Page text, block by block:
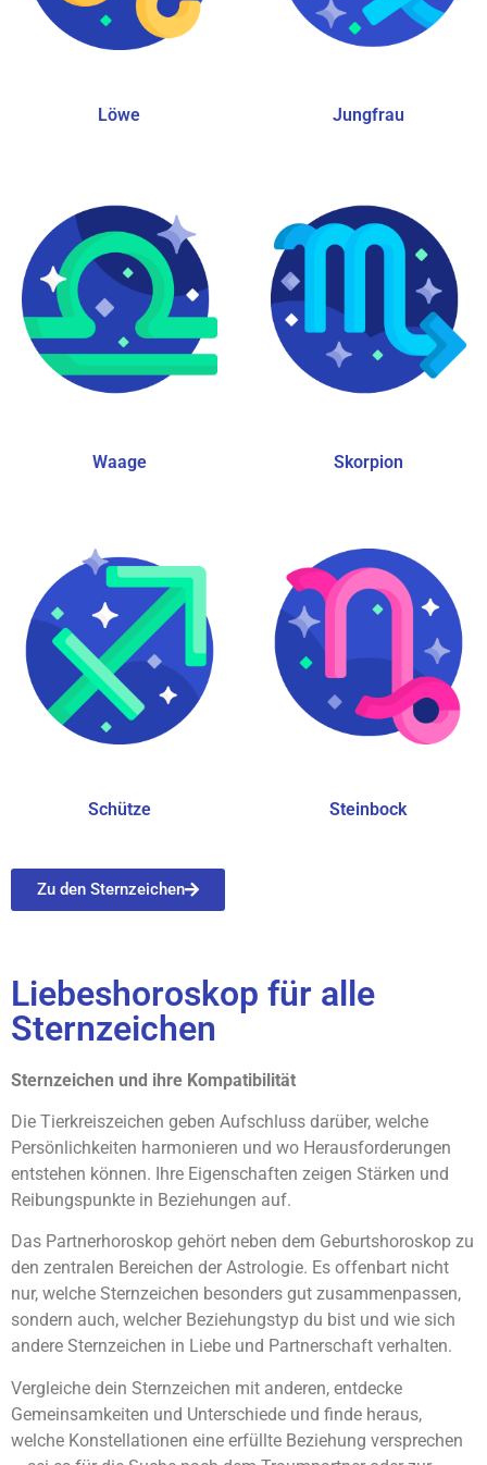
Löwe Jungfrau
Waage Skorpion
Schütze Steinbock
Zu den Sternzeichen
Liebeshoroskop für alle
Sternzeichen
Sternzeichen und ihre Kompatibilität
Die Tierkreiszeichen geben Aufschluss darüber, welche
Persönlichkeiten harmonieren und wo Herausforderungen
entstehen können. Ihre Eigenschaften zeigen Stärken und
Reibungspunkte in Beziehungen auf.
Das Partnerhoroskop gehört neben dem Geburtshoroskop zu
den zentralen Bereichen der Astrologie. Es offenbart nicht
nur, welche Sternzeichen besonders gut zusammenpassen,
sondern auch, welcher Beziehungstyp du bist und wie sich
andere Sternzeichen in Liebe und Partnerschaft verhalten.
Vergleiche dein Sternzeichen mit anderen, entdecke
Gemeinsamkeiten und Unterschiede und finde heraus,
welche Konstellationen eine erfüllte Beziehung versprechen